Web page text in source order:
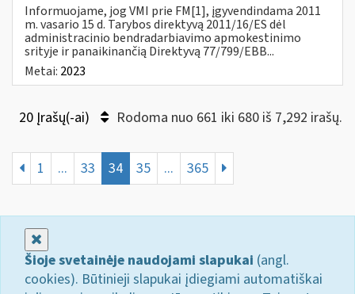
Informuojame, jog VMI prie FM[1], įgyvendindama 2011
m. vasario 15 d. Tarybos direktyvą 2011/16/ES dėl
administracinio bendradarbiavimo apmokestinimo
srityje ir panaikinančią Direktyvą 77/799/EBB...
Metai: 2023
20 Įrašų(-ai) Rodoma nuo 661 iki 680 iš 7,292 irašų.
1 ... 33 34 35 ... 365
Šioje svetainėje naudojami slapukai (angl.
cookies). Būtinieji slapukai įdiegiami automatiškai